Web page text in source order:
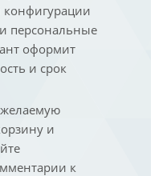
персональные
оформит
и срок
и
к